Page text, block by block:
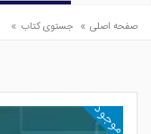
صفحه اصلی » جستوی کتاب »
موجود